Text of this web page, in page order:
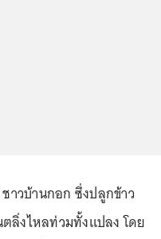
วบ้านกอก ซึ่งปลูกข้าว
ตลิ่งไหลท่วมทั้งแปลง โดย